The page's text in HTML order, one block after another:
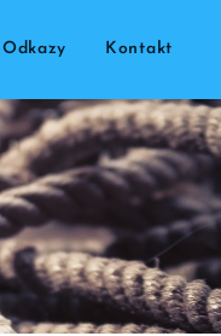
Odkazy Kontakt